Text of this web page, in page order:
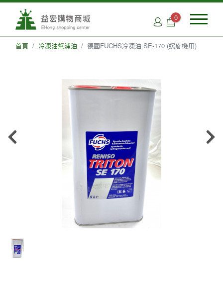
0
首頁 冷凍油幫浦油 德國FUCHS冷凍油 SE-170 (螺旋機用)